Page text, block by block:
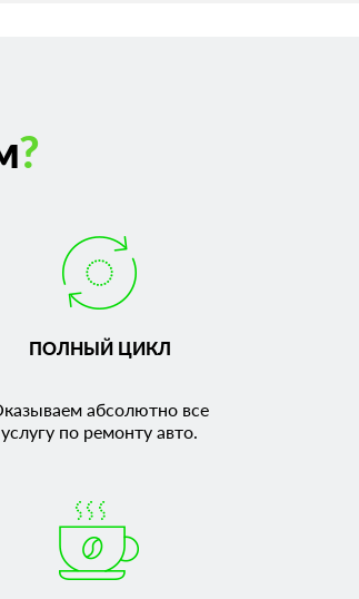
?
ПОЛНЫЙ ЦИКЛ
абсолютно все
услугу по ремонту авто.